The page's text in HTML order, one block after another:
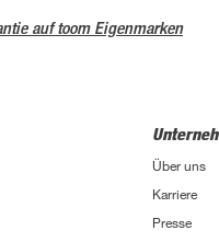
auf toom Eigenmarken
Über uns
Karriere
Presse